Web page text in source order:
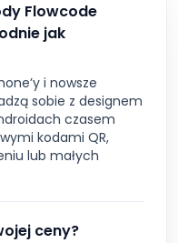
Flowcode
jak
i nowsze
sobie z designem
czasem
kodami QR,
lub małych
ceny?